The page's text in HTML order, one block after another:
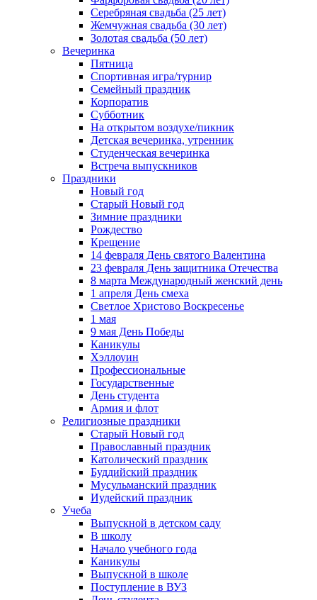
Серебряная свадьба (25 лет)
Жемчужная свадьба (30 лет)
Золотая свадьба (50 лет)
Вечеринка
Пятница
Спортивная игра/турнир
Семейный праздник
Корпоратив
Субботник
На открытом воздухе/пикник
Детская вечеринка, утренник
Студенческая вечеринка
Встреча выпускников
Праздники
Новый год
Старый Новый год
Зимние праздники
Рождество
Крещение
14 февраля День святого Валентина
23 февраля День защитника Отечества
8 марта Международный женский день
1 апреля День смеха
Светлое Христово Воскресенье
1 мая
9 мая День Победы
Каникулы
Хэллоуин
Профессиональные
Государственные
День студента
Армия и флот
Религиозные праздники
Старый Новый год
Православный праздник
Католический праздник
Буддийский праздник
Мусульманский праздник
Иудейский праздник
Учеба
Выпускной в детском саду
В школу
Начало учебного года
Каникулы
Выпускной в школе
Поступление в ВУЗ